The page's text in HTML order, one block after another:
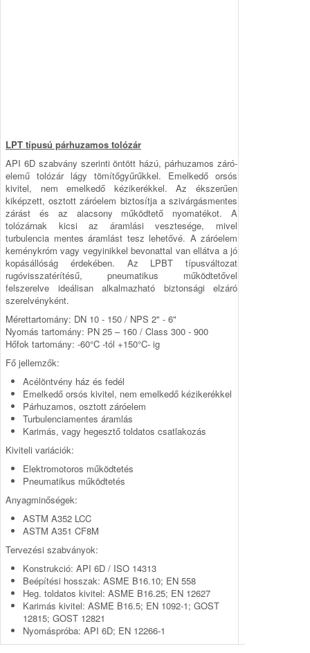
LPT típusú párhuzamos tolózár
API 6D szabvány szerinti öntött házú, párhuzamos záró­
elemű tolózár lágy tömítőgyűrűkkel. Emelkedő orsós
kivitel, nem emelkedő kézikerékkel. Az ékszerűen
kiképzett, osztott záróelem biztosítja a szivárgásmentes
zárást és az alacsony működtető nyomatékot. A
tolózárnak kicsi az áramlási vesz­tesége, mivel
turbulencia mentes áramlást tesz lehetővé. A zá­róelem
keménykróm vagy vegyinikkel bevonattal van ellátva a jó
kopásállóság érdekében. Az LPBT típusváltozat
rugóvisszatérítésű, pneumatikus mű­ködtetővel
felszerelve ideálisan alkalmazható biztonsági elzáró
szerelvényként.
Mérettartomány: DN 10 - 150 / NPS 2" - 6"
Nyomás tartomány: PN 25 – 160 / Class 300 - 900
Hőfok tartomány: -60°C -tól +150°C- ig
Fő jellemzők:
Acélöntvény ház és fedél
Emelkedő orsós kivitel, nem emelkedő kézikerékkel
Párhuzamos, osztott záróelem
Turbulenciamentes áramlás
Karimás, vagy hegesztő toldatos csatlakozás
Kiviteli variációk:
Elektromotoros működtetés
Pneumatikus működtetés
Anyagminőségek:
ASTM A352 LCC
ASTM A351 CF8M
Tervezési szabványok:
Konstrukció: API 6D / ISO 14313
Beépítési hosszak: ASME B16.10; EN 558
Heg. toldatos kivitel: ASME B16.25; EN 12627
Karimás kivitel: ASME B16.5; EN 1092-1; GOST
12815; GOST 12821
Nyomáspróba: API 6D; EN 12266-1